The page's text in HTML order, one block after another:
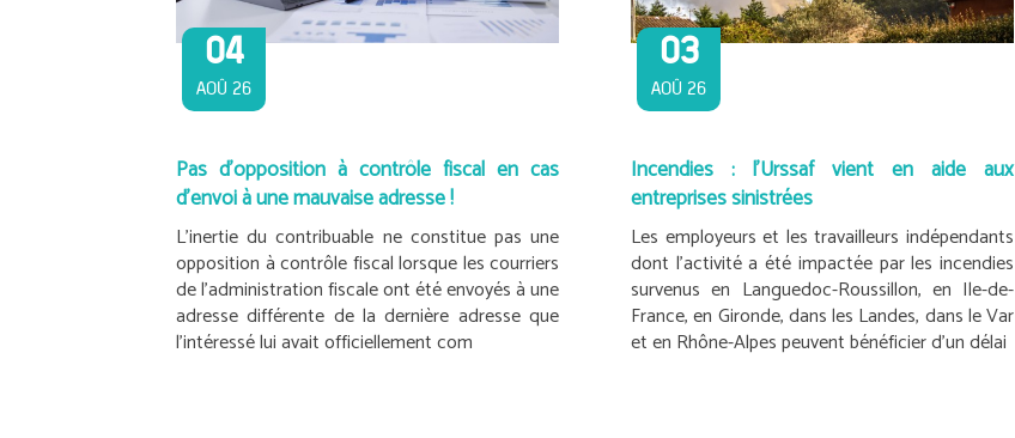
04
AOÛ 26
Pas d’opposition à contrôle fiscal en cas
d’envoi à une mauvaise adresse !
L’inertie du contribuable ne constitue pas une
opposition à contrôle fiscal lorsque les courriers
de l’administration fiscale ont été envoyés à une
adresse différente de la dernière adresse que
l’intéressé lui avait officiellement com
03
AOÛ 26
Incendies : l’Urssaf vient en aide aux
entreprises sinistrées
Les employeurs et les travailleurs indépendants
dont l’activité a été impactée par les incendies
survenus en Languedoc-Roussillon, en Ile-de-
France, en Gironde, dans les Landes, dans le Var
et en Rhône-Alpes peuvent bénéficier d’un délai